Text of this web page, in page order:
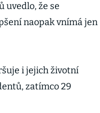
uvedlo, že se
naopak vnímá jen
i jejich životní
zatímco 29